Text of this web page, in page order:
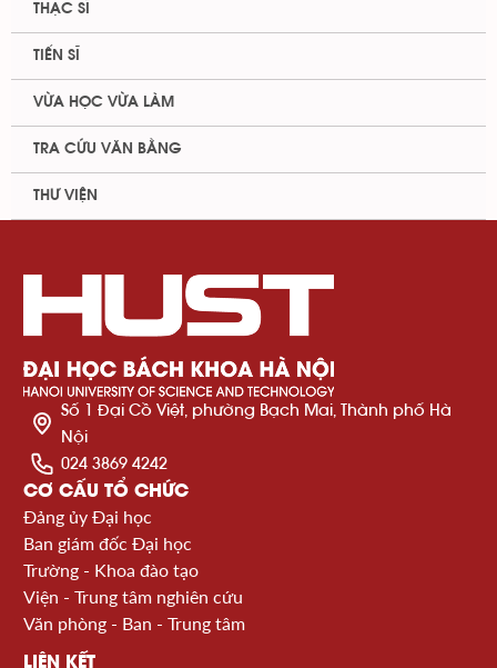
THẠC SĨ
TIẾN SĨ
VỪA HỌC VỪA LÀM
TRA CỨU VĂN BẰNG
THƯ VIỆN
Số 1 Đại Cồ Việt, phường Bạch Mai, Thành phố Hà
Nội
024 3869 4242
CƠ CẤU TỔ CHỨC
Đảng ủy Đại học
Ban giám đốc Đại học
Trường - Khoa đào tạo
Viện - Trung tâm nghiên cứu
Văn phòng - Ban - Trung tâm
LIÊN KẾT